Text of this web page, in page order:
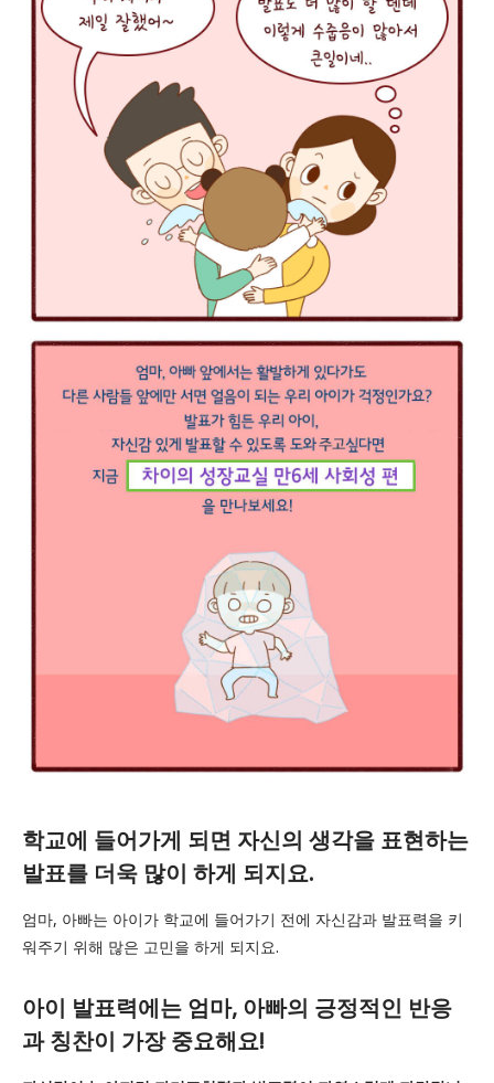
학교에 들어가게 되면 자신의 생각을 표현하는
발표를 더욱 많이 하게 되지요.
엄마, 아빠는 아이가 학교에 들어가기 전에 자신감과 발표력을 키
워주기 위해 많은 고민을 하게 되지요.
아이 발표력에는 엄마, 아빠의 긍정적인 반응
과 칭찬이 가장 중요해요!